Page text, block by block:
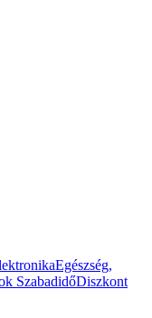
Egészség,
SzabadidőDiszkont